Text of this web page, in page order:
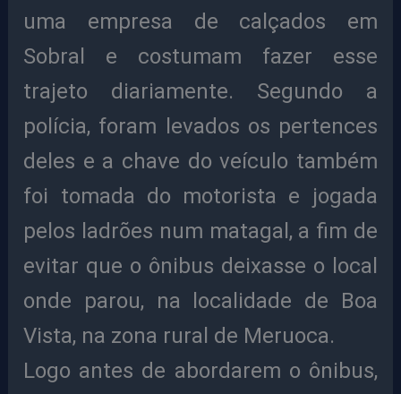
uma empresa de calçados em
Sobral e costumam fazer esse
trajeto diariamente. Segundo a
polícia, foram levados os pertences
deles e a chave do veículo também
foi tomada do motorista e jogada
pelos ladrões num matagal, a fim de
evitar que o ônibus deixasse o local
onde parou, na localidade de Boa
Vista, na zona rural de Meruoca.
Logo antes de abordarem o ônibus,